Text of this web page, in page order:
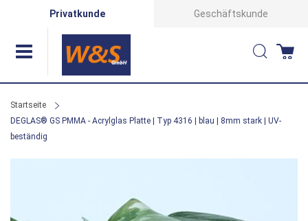
Privatkunde Geschäftskunde
Suche
Startseite
DEGLAS® GS PMMA - Acrylglas Platte | Typ 4316 | blau | 8mm stark | UV-
beständig